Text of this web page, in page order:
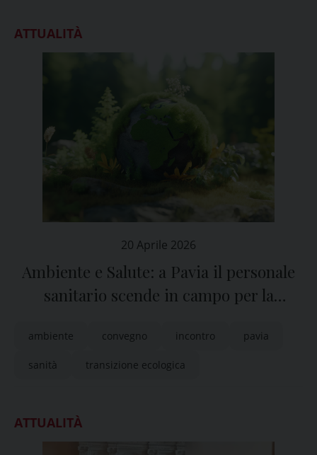
ATTUALITÀ
20 Aprile 2026
Ambiente e Salute: a Pavia il personale
sanitario scende in campo per la
ambiente convegno incontro pavia
sanità transizione ecologica
ATTUALITÀ